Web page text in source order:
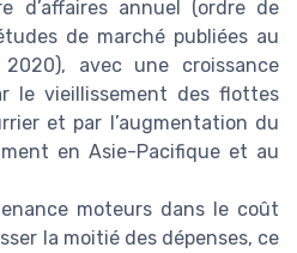
d’affaires annuel (ordre de
de marché publiées au
avec une croissance
le vieillissement des flottes
et par l’augmentation du
en Asie-Pacifique et au
moteurs dans le coût
la moitié des dépenses, ce